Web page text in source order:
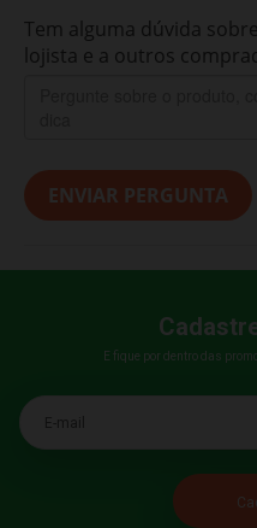
Tem alguma dúvida
lojista e a outros
ENVIAR PERGUNTA
E fique por dentro das
E-mail